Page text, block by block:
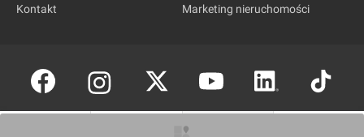
Kontakt Marketing nieruchomości